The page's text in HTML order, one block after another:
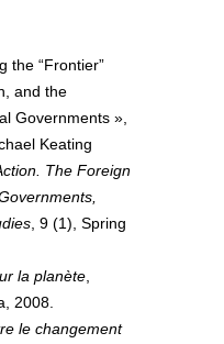
the “Frontier”
and the
Governments »,
Keating
The Foreign
, 9 (1), Spring
la planète
2008.
le changement